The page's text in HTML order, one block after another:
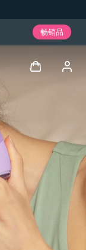
畅销品
用户信息
我的设备
我的订单
我的地址
中文